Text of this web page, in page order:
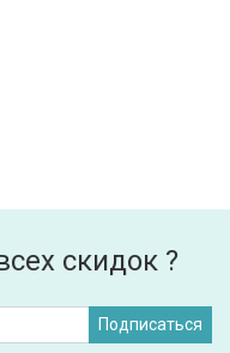
скидок ?
Подписаться